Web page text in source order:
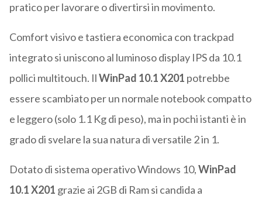
pratico per lavorare o divertirsi in movimento.
Comfort visivo e tastiera economica con trackpad
integrato si uniscono al luminoso display IPS da 10.1
pollici multitouch. IlWinPad 10.1 X201 potrebbe
essere scambiato per un normale notebook compatto
e leggero (solo 1.1 Kg di peso), ma in pochi istanti è in
grado di svelare la sua natura di versatile 2 in 1.
Dotato di sistema operativo Windows 10,WinPad
10.1 X201 grazie ai 2GB di Ram si candida a